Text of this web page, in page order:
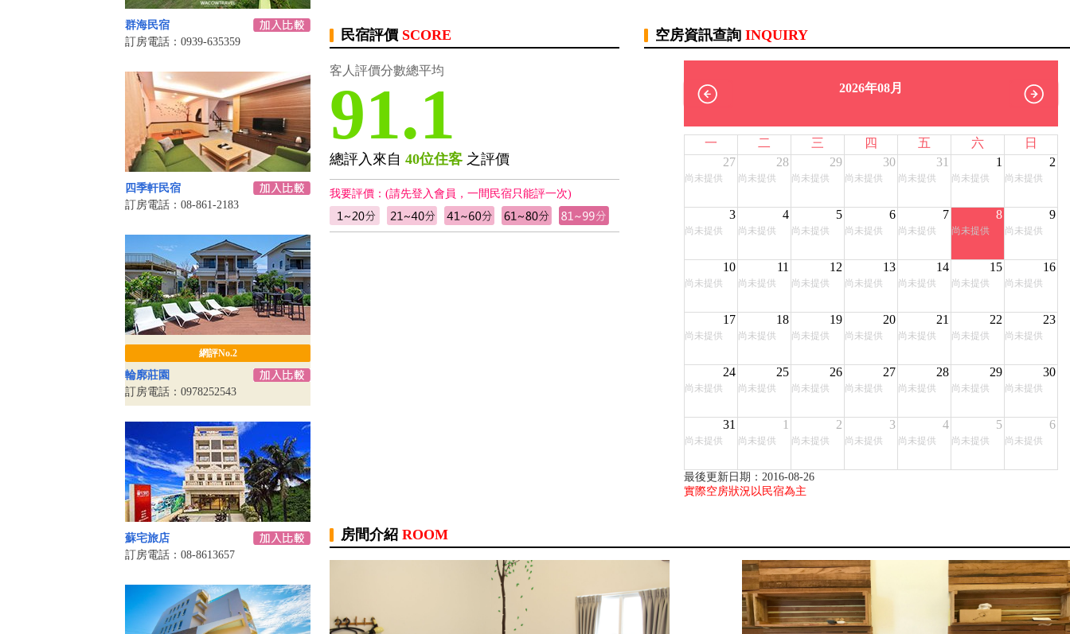
群海民宿
訂房電話：0939-635359
四季軒民宿
訂房電話：08-861-2183
網評No.2
輪廓莊園
訂房電話：0978252543
蘇宅旅店
訂房電話：08-8613657
民宿評價 SCORE
客人評價分數總平均
91.1
總評入來自 40位住客 之評價
我要評價：(請先登入會員，一間民宿只能評一次)
空房資訊查詢 INQUIRY
2026年08月
一 二 三 四 五 六
日
27
尚未提供
28
尚未提供
29
尚未提供
30
尚未提供
31
尚未提供
1
尚未提供
2
尚未提供
3
尚未提供
4
尚未提供
5
尚未提供
6
尚未提供
7
尚未提供
8
尚未提供
9
尚未提供
10
尚未提供
11
尚未提供
12
尚未提供
13
尚未提供
14
尚未提供
15
尚未提供
16
尚未提供
17
尚未提供
18
尚未提供
19
尚未提供
20
尚未提供
21
尚未提供
22
尚未提供
23
尚未提供
24
尚未提供
25
尚未提供
26
尚未提供
27
尚未提供
28
尚未提供
29
尚未提供
30
尚未提供
31
尚未提供
1
尚未提供
2
尚未提供
3
尚未提供
4
尚未提供
5
尚未提供
6
尚未提供
最後更新日期：2016-08-26
實際空房狀況以民宿為主
房間介紹 ROOM